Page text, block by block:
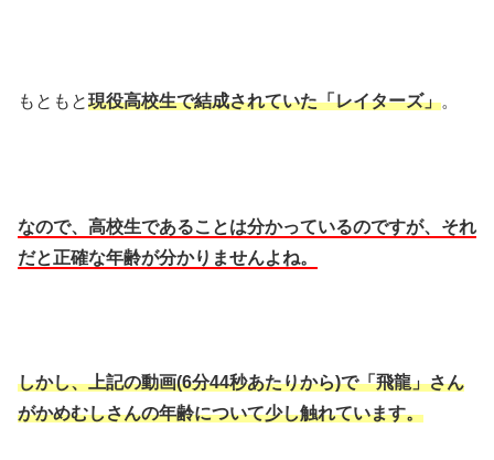
もともと現役高校生で結成されていた「レイターズ」。
なので、高校生であることは分かっているのですが、それ
だと正確な年齢が分かりませんよね。
しかし、上記の動画(6分44秒あたりから)で「飛龍」さん
がかめむしさんの年齢について少し触れています。